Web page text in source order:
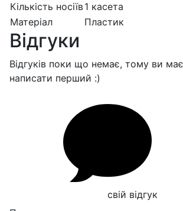
Кількість носіїв1 касета
Матеріал
Пластик
Відгуки
Відгуків поки що немає, тому ви
написати перший :)
свій відгук